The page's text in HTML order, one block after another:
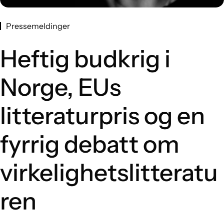
Pressemeldinger
Heftig budkrig i
Norge, EUs
litteraturpris og en
fyrrig debatt om
virkelighetslitteratu
ren